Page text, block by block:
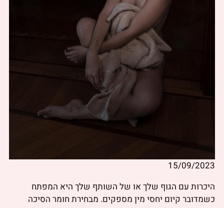
15/09/2023
היכרות עם הגוף שלך או של השותף שלך היא המפתח
כשמדובר קיום יחסי מין מספקים. מבחירת חומר הסיכה